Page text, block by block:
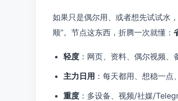
如果只是偶尔用、或者想先试试水
顺”。节点这东西，折腾一次就懂：
轻度：网页、资料、偶尔视频
主力日用 ：每天都用、想稳一
重度：多设备、视频/社媒/